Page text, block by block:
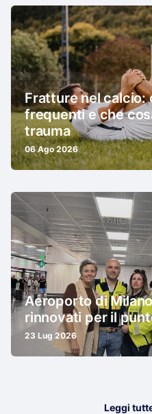
Fratture nel calcio:
frequenti e che
trauma
06 Ago 2026
Aeroporto di
rinnovati per il
23 Lug 2026
Leggi